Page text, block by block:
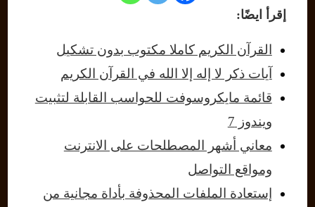
إقرأ ايضًا:
القرآن الكريم كاملا مكتوب بدون تشكيل
آيات ذكر لا إله إلا الله في القرآن الكريم
قائمة مايكروسوفت للحواسب القابلة لتثبيت
ويندوز 7
معاني أشهر المصطلحات على الانترنت
ومواقع التواصل
إستعادة الملفات المحذوفة بأداة مجانية من